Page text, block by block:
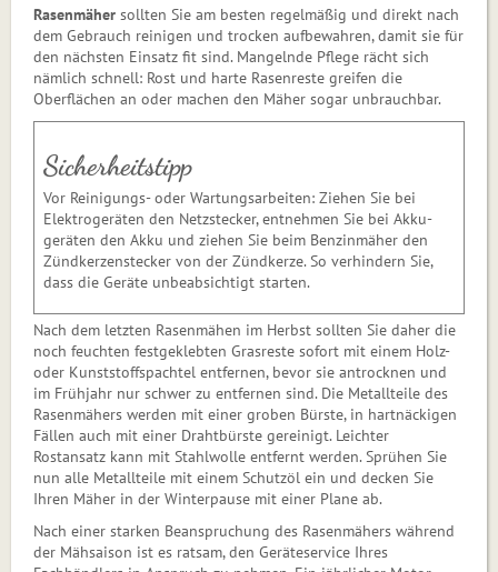
Rasenmäher sollten Sie am bes­ten regelmäßig und direkt nach
dem Gebrauch reinigen und trocken aufbewahren, damit sie für
den nächsten Einsatz fit sind. Man­geln­de Pflege rächt sich
nämlich schnell: Rost und harte Rasenreste greifen die
Oberflächen an oder ma­chen den Mäher sogar unbrauch­bar.
Sicherheitstipp
Vor Reinigungs- oder Wartungsarbeiten: Ziehen Sie bei
Elektrogeräten den Netzstecker, entnehmen Sie bei Akku­
geräten den Akku und ziehen Sie beim Benzinmäher den
Zündkerzenstecker von der Zündkerze. So verhindern Sie,
dass die Geräte unbeabsichtigt starten.
Nach dem letzten Rasenmähen im Herbst sollten Sie daher die
noch feuchten festgeklebten Grasreste sofort mit einem Holz-
oder Kunststoffspachtel entfernen, bevor sie antrocknen und
im Frühjahr nur schwer zu entfernen sind. Die Metallteile des
Rasenmähers werden mit einer groben Bürste, in hartnä­ckigen
Fällen auch mit einer Draht­bürste gereinigt. Leichter
Rostansatz kann mit Stahlwolle entfernt werden. Sprühen Sie
nun alle Me­tallteile mit einem Schutzöl ein und decken Sie
Ihren Mäher in der Winterpause mit einer Plane ab.
Nach einer starken Beanspruchung des Rasenmähers während
der Mähsaison ist es ratsam, den Geräteservice Ihres